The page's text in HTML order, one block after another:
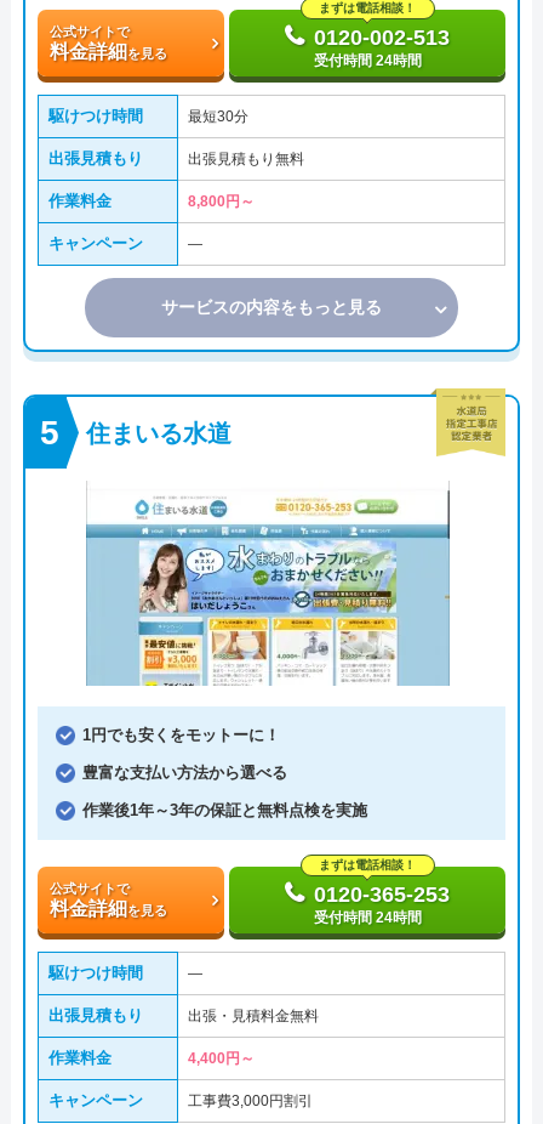
公式サイトで
料金詳細を見る
まずは電話相談！
0120-002-513
受付時間 24時間
駆けつけ時間 最短30分
出張見積もり 出張見積もり無料
作業料金 8,800円～
キャンペーン ―
サービスの内容をもっと見る
住まいる水道
1円でも安くをモットーに！
豊富な支払い方法から選べる
作業後1年～3年の保証と無料点検を実施
公式サイトで
料金詳細を見る
まずは電話相談！
0120-365-253
受付時間 24時間
駆けつけ時間 ―
出張見積もり 出張・見積料金無料
作業料金 4,400円～
キャンペーン 工事費3,000円割引